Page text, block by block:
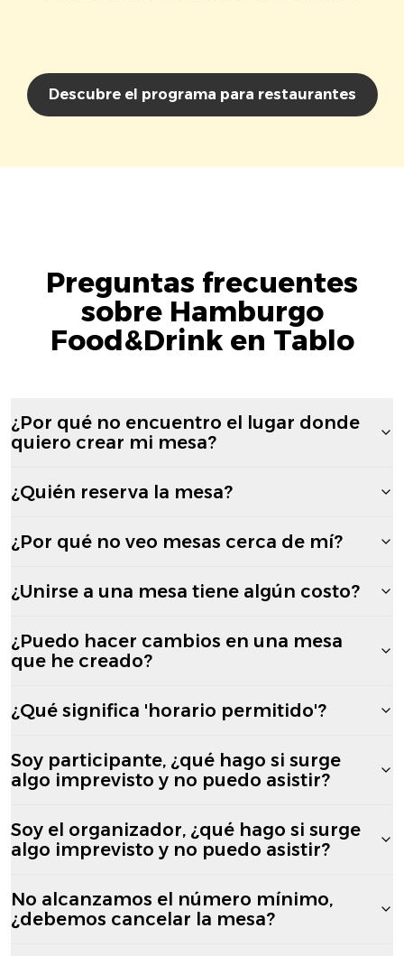
Descubre el programa para restaurantes
Preguntas frecuentes
sobre Hamburgo
Food&Drink en Tablo
¿Por qué no encuentro el lugar donde
quiero crear mi mesa?
¿Quién reserva la mesa?
¿Por qué no veo mesas cerca de mí?
¿Unirse a una mesa tiene algún costo?
¿Puedo hacer cambios en una mesa
que he creado?
¿Qué significa 'horario permitido'?
Soy participante, ¿qué hago si surge
algo imprevisto y no puedo asistir?
Soy el organizador, ¿qué hago si surge
algo imprevisto y no puedo asistir?
No alcanzamos el número mínimo,
¿debemos cancelar la mesa?